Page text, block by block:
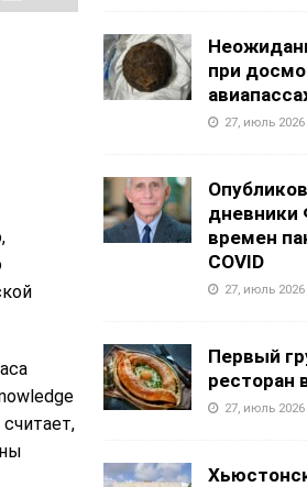
при
27, июль 2026
дневники
времен
COVID
27, июль 2026
Первый
ресторан
27, июль 2026